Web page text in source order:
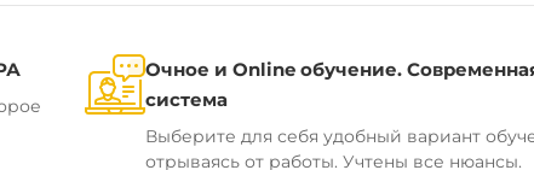
Очное и Online обучение.
система
Выберите для себя удобный вариант
отрываясь от работы. Учтены все нюансы.